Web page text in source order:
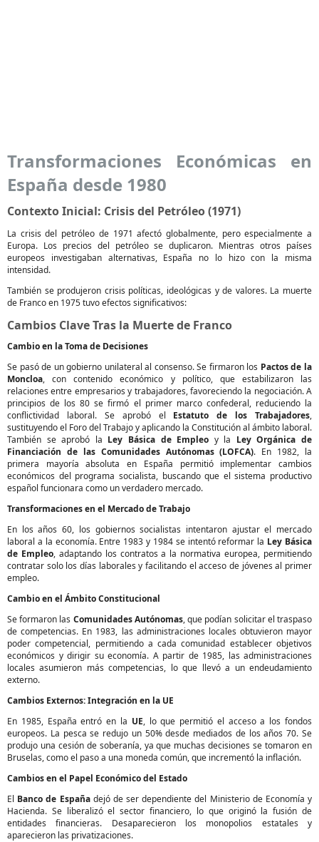
Transformaciones Económicas en
España desde 1980
Contexto Inicial: Crisis del Petróleo (1971)
La crisis del petróleo de 1971 afectó globalmente, pero especialmente a
Europa. Los precios del petróleo se duplicaron. Mientras otros países
europeos investigaban alternativas, España no lo hizo con la misma
intensidad.
También se produjeron crisis políticas, ideológicas y de valores. La muerte
de Franco en 1975 tuvo efectos significativos:
Cambios Clave Tras la Muerte de Franco
Cambio en la Toma de Decisiones
Se pasó de un gobierno unilateral al consenso. Se firmaron los Pactos de la
Moncloa, con contenido económico y político, que estabilizaron las
relaciones entre empresarios y trabajadores, favoreciendo la negociación. A
principios de los 80 se firmó el primer marco confederal, reduciendo la
conflictividad laboral. Se aprobó el Estatuto de los Trabajadores,
sustituyendo el Foro del Trabajo y aplicando la Constitución al ámbito laboral.
También se aprobó la Ley Básica de Empleo y la Ley Orgánica de
Financiación de las Comunidades Autónomas (LOFCA). En 1982, la
primera mayoría absoluta en España permitió implementar cambios
económicos del programa socialista, buscando que el sistema productivo
español funcionara como un verdadero mercado.
Transformaciones en el Mercado de Trabajo
En los años 60, los gobiernos socialistas intentaron ajustar el mercado
laboral a la economía. Entre 1983 y 1984 se intentó reformar la Ley Básica
de Empleo, adaptando los contratos a la normativa europea, permitiendo
contratar solo los días laborales y facilitando el acceso de jóvenes al primer
empleo.
Cambio en el Ámbito Constitucional
Se formaron las Comunidades Autónomas, que podían solicitar el traspaso
de competencias. En 1983, las administraciones locales obtuvieron mayor
poder competencial, permitiendo a cada comunidad establecer objetivos
económicos y dirigir su economía. A partir de 1985, las administraciones
locales asumieron más competencias, lo que llevó a un endeudamiento
externo.
Cambios Externos: Integración en la UE
En 1985, España entró en la UE, lo que permitió el acceso a los fondos
europeos. La pesca se redujo un 50% desde mediados de los años 70. Se
produjo una cesión de soberanía, ya que muchas decisiones se tomaron en
Bruselas, como el paso a una moneda común, que incrementó la inflación.
Cambios en el Papel Económico del Estado
El Banco de Españadejó de ser dependiente del Ministerio de Economía y
Hacienda. Se liberalizó el sector financiero, lo que originó la fusión de
entidades financieras. Desaparecieron los monopolios estatales y
aparecieron las privatizaciones.